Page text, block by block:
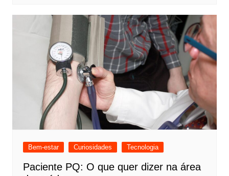
Bem-estar Curiosidades Tecnologia
Paciente PQ: O que quer dizer na área